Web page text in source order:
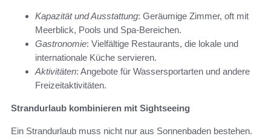
Kapazität und Ausstattung: Geräumige Zimmer, oft mit
Meerblick, Pools und Spa-Bereichen.
Gastronomie: Vielfältige Restaurants, die lokale und
internationale Küche servieren.
Aktivitäten: Angebote für Wassersportarten und andere
Freizeitaktivitäten.
Strandurlaub kombinieren mit Sightseeing
Ein Strandurlaub muss nicht nur aus Sonnenbaden bestehen.